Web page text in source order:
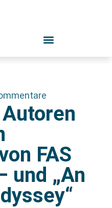
FAS
und „An